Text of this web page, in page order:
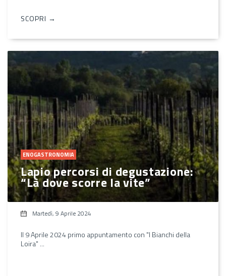
SCOPRI →
ENOGASTRONOMIA
Lapio percorsi di degustazione:
“Là dove scorre la vite”
Martedì, 9 Aprile 2024
Il 9 Aprile 2024 primo appuntamento con "I Bianchi della
Loira" ...